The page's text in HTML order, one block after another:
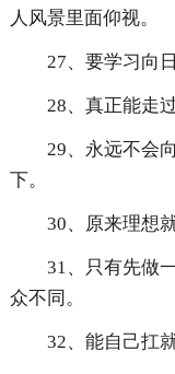
人风景里面仰视。
27、要学习向
28、真正能走
29、永远不会
下。
30、原来理想
31、只有先做
众不同。
32、能自己扛